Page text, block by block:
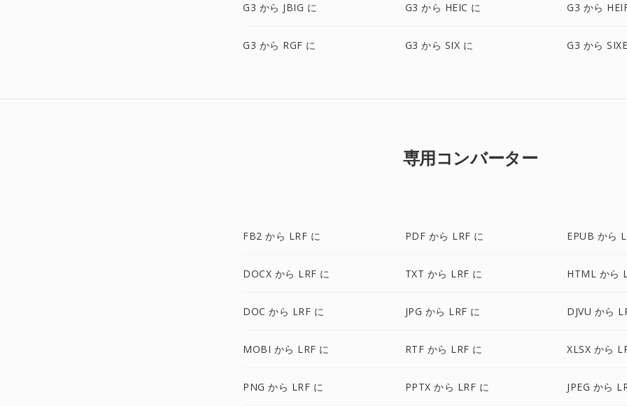
G3 から JBIG に G3 から HEIC に G3 から
G3 から RGF に G3 から SIX に G3 から
専用コンバーター
FB2 から LRF に PDF から LRF に EPUB から
DOCX から LRF に TXT から LRF に HTML から
DOC から LRF に JPG から LRF に DJVU から
MOBI から LRF に RTF から LRF に XLSX から
PNG から LRF に PPTX から LRF に JPEG から